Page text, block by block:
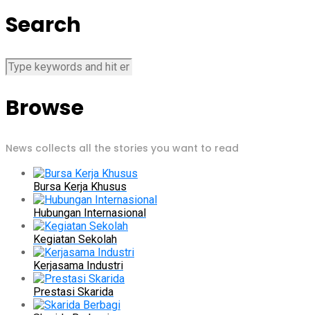
Search
Browse
News collects all the stories you want to read
Bursa Kerja Khusus
Hubungan Internasional
Kegiatan Sekolah
Kerjasama Industri
Prestasi Skarida